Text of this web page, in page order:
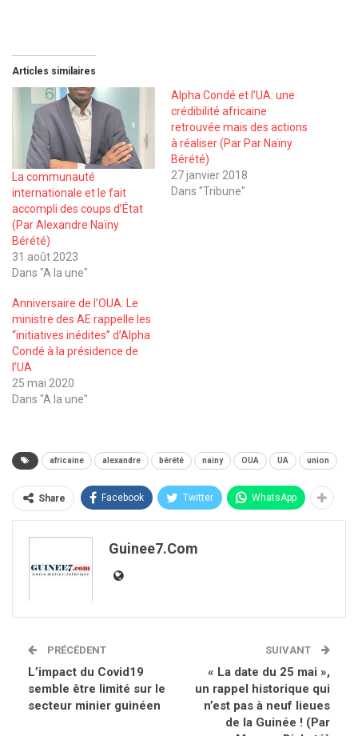
Articles similaires
La communauté
internationale et le fait
accompli des coups d’État
(Par Alexandre Naïny
Bérété)
31 août 2023
Dans "A la une"
Alpha Condé et l’UA: une
crédibilité africaine
retrouvée mais des actions
à réaliser (Par Par Naïny
Bérété)
27 janvier 2018
Dans "Tribune"
Anniversaire de l’OUA: Le
ministre des AE rappelle les
‘‘initiatives inédites’’ d’Alpha
Condé à la présidence de
l’UA
25 mai 2020
Dans "A la une"
africaine alexandre bérété nainy OUA UA union
Share Facebook Twitter WhatsApp
Guinee7.com
PRÉCÉDENT
L’impact du Covid19
semble être limité sur le
secteur minier guinéen
SUIVANT
« La date du 25 mai »,
un rappel historique qui
n’est pas à neuf lieues
de la Guinée ! (Par